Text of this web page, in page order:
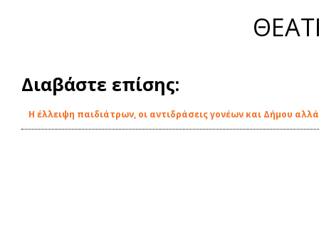
Διαβάστε επίσης:
Η έλλειψη παιδιάτρων, οι αντιδράσεις γονέων και Δήμου